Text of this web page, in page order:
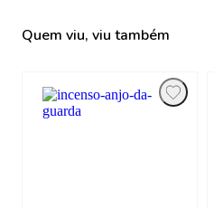
Quem viu, viu também